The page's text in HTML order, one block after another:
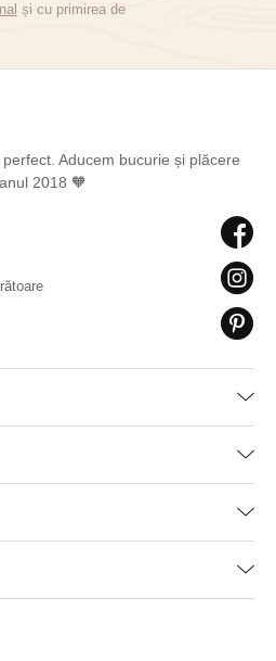
și cu primirea de
Aducem bucurie și plăcere
2018 🧡